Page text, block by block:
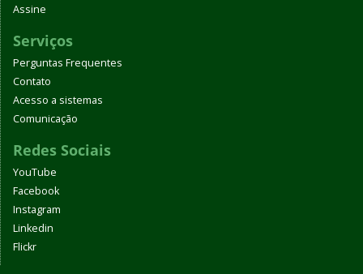
Assine
Serviços
Perguntas Frequentes
Contato
Acesso a sistemas
Comunicação
Redes Sociais
YouTube
Facebook
Instagram
Linkedin
Flickr